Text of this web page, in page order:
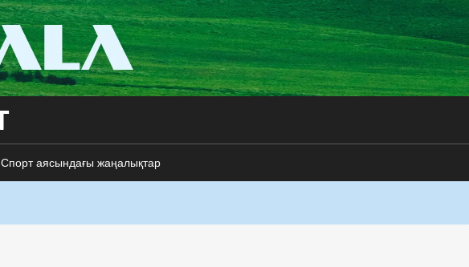
Спорт аясындағы жаңалықтар